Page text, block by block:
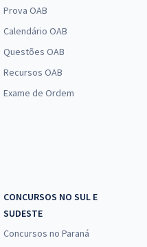
Prova OAB
Calendário OAB
Questões OAB
Recursos OAB
Exame de Ordem
CONCURSOS NO SUL E
SUDESTE
Concursos no Paraná